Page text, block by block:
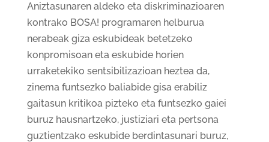
Aniztasunaren aldeko eta diskriminazioaren
kontrako BOSA! programaren helburua
nerabeak giza eskubideak betetzeko
konpromisoan eta eskubide horien
urraketekiko sentsibilizazioan heztea da,
zinema funtsezko baliabide gisa erabiliz
gaitasun kritikoa pizteko eta funtsezko gaiei
buruz hausnartzeko, justiziari eta pertsona
guztientzako eskubide berdintasunari buruz,